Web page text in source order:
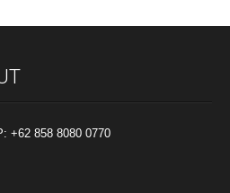
+62 858 8080 0770